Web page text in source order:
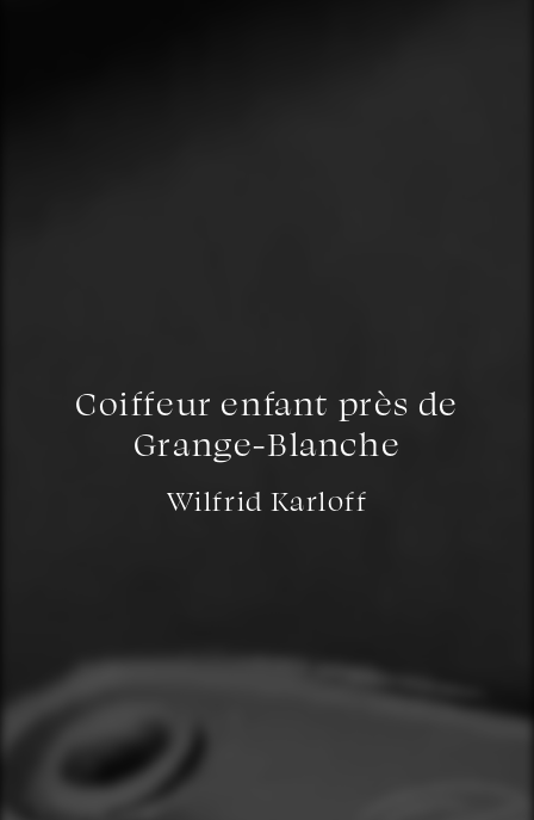
Coiffeur enfant près de
Grange-Blanche
Wilfrid Karloff